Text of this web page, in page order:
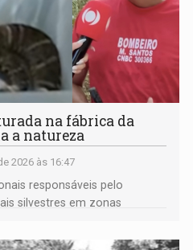
na fábrica da
a natureza
2026 às 16:47
responsáveis pelo
silvestres em zonas